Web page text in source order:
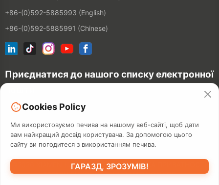
+86-(0)592-5885993 (English)
+86-(0)592-5885991 (Chinese)
Приєднатися до нашого списку електронної
©2026 XIAMEN HANIN CO., LTD.ПОЛІТИКА ПРИВАТНОСТІ
ТЕРМІН ВИКОРИСТАННЯ МАПА САЙТІВ
єднатися
Cookies Policy
Ми використовуємо печива на нашому веб-сайті, щоб дати
вам найкращий досвід користувача. За допомогою цього
сайту ви погодитеся з використанням печива.
ГАРАЗД, ЗРОЗУМІВ!